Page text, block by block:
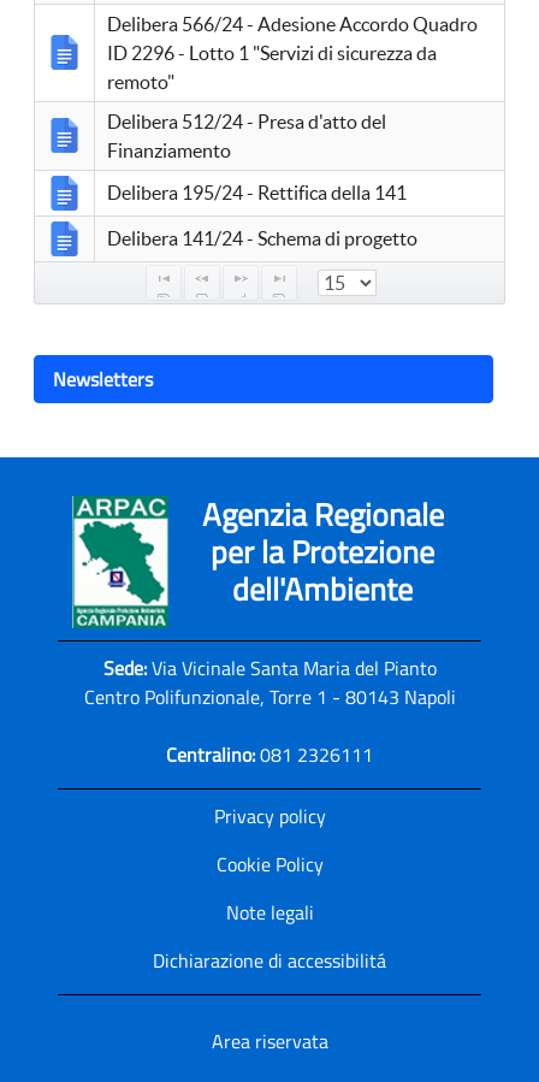
Delibera 566/24 - Adesione Accordo Quadro
ID 2296 - Lotto 1 "Servizi di sicurezza da
remoto"
Delibera 512/24 - Presa d'atto del
Finanziamento
Delibera 195/24 - Rettifica della 141
Delibera 141/24 - Schema di progetto
Newsletters
Agenzia Regionale
per la Protezione
dell'Ambiente
Sede:Via Vicinale Santa Maria del Pianto
Centro Polifunzionale, Torre 1 - 80143 Napoli
Centralino:081 2326111
Privacy policy
Cookie Policy
Note legali
Dichiarazione di accessibilitá
Area riservata